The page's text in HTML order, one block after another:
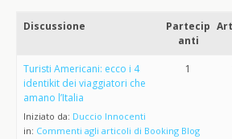
Discussione
Partecip
anti
Turisti Americani: ecco i 4
identikit dei viaggiatori che
amano l’Italia
Iniziato da: Duccio Innocenti
in: Commenti agli articoli di Booking Blog
1